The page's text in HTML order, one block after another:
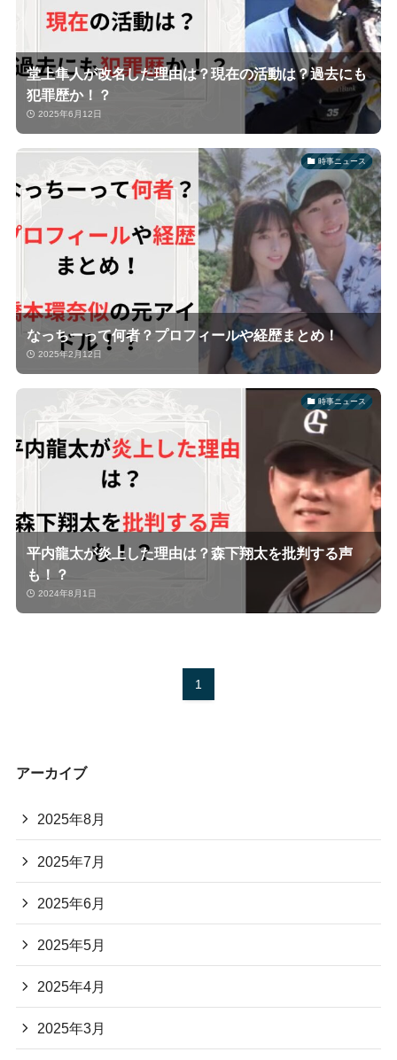
堂上隼人が改名した理由は？現在の活動は？過去にも
犯罪歴か！？
2025年6月12日
時事ニュース
なっちーって何者？プロフィールや経歴まとめ！
2025年2月12日
時事ニュース
平内龍太が炎上した理由は？森下翔太を批判する声
も！？
2024年8月1日
1
アーカイブ
2025年8月
2025年7月
2025年6月
2025年5月
2025年4月
2025年3月